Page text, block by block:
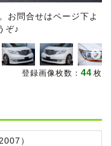
お問合せはページ下よ
ぞ♪
登録画像枚数： 44 枚
）